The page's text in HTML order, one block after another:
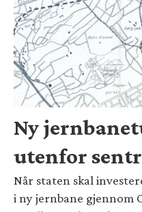
Ny
utenfor
Når staten skal
i ny jernbane gjennom